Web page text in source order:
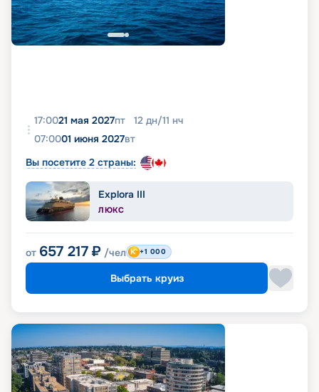
17:0021 мая 2027пт 12 дн/11 нч
07:0001 июня 2027вт
Вы посетите 2 страны:
Explora III
ЛЮКС
от 657 217 ₽ /чел +1 000
Выбрать круиз